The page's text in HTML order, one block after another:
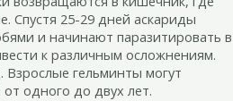
Спустя 25-29 дней аскариды
и начинают паразитировать в
к различным осложнениям.
Взрослые гельминты могут
одного до двух лет.